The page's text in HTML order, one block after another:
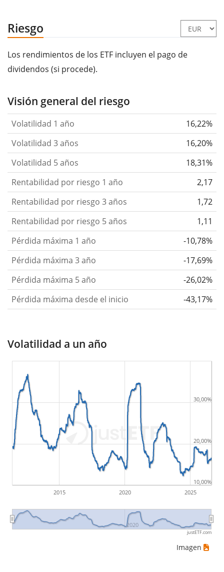
Riesgo
Los rendimientos de los ETF incluyen el pago de
dividendos (si procede).
Visión general del riesgo
Volatilidad 1 año
16,22%
Volatilidad 3 años
16,20%
Volatilidad 5 años
18,31%
Rentabilidad por riesgo 1 año
2,17
Rentabilidad por riesgo 3 años
1,72
Rentabilidad por riesgo 5 años
1,11
Pérdida máxima 1 año
-10,78%
Pérdida máxima 3 año
-17,69%
Pérdida máxima 5 año
-26,02%
Pérdida máxima desde el inicio
-43,17%
Volatilidad a un año
2015 2020 2025
2020
10,00%
20,00%
30,00%
justETF.com
Imagen